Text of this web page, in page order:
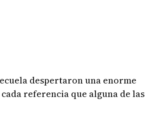
despertaron una enorme
referencia que alguna de las